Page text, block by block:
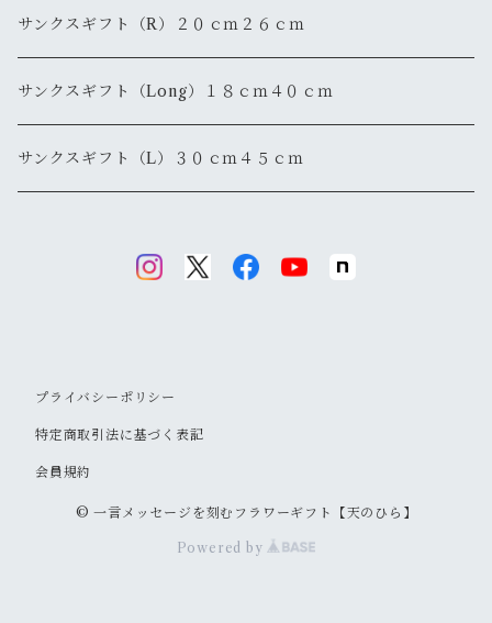
退職・退官
サンクスギフト（R）２０ｃｍ２６ｃｍ
サンクスギフト（Long）１８ｃｍ４０ｃｍ
サンクスギフト（L）３０ｃｍ４５ｃｍ
プライバシーポリシー
特定商取引法に基づく表記
会員規約
© 一言メッセージを刻むフラワーギフト【天のひら】
Powered by